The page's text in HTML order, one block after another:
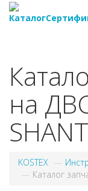
Каталог
на
KOSTEX
Каталог